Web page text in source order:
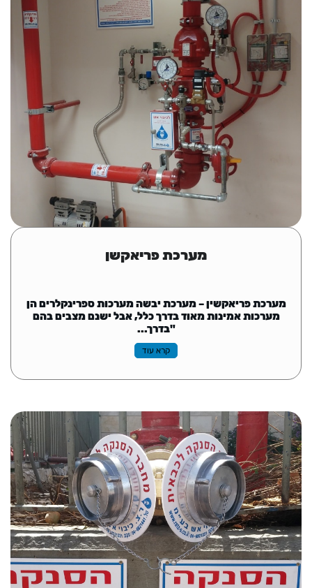
מערכת פריאקשן
מערכת פריאקשין – מערכת יבשה מערכות ספרינקלרים הן
מערכות אמינות מאוד בדרך כלל, אבל ישנם מצבים בהם
"בדרך...
קרא עוד